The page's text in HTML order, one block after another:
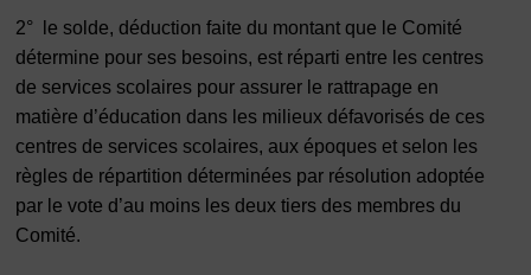
2°
le solde, déduction faite du montant que le Comité
détermine pour ses besoins, est réparti entre les centres
de services scolaires pour assurer le rattrapage en
matière d’éducation dans les milieux défavorisés de ces
centres de services scolaires, aux époques et selon les
règles de répartition déterminées par résolution adoptée
par le vote d’au moins les deux tiers des membres du
Comité.